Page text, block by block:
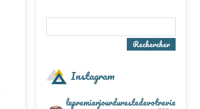
Rechercher
Instagram
lepremierjourdurestedevotrevie